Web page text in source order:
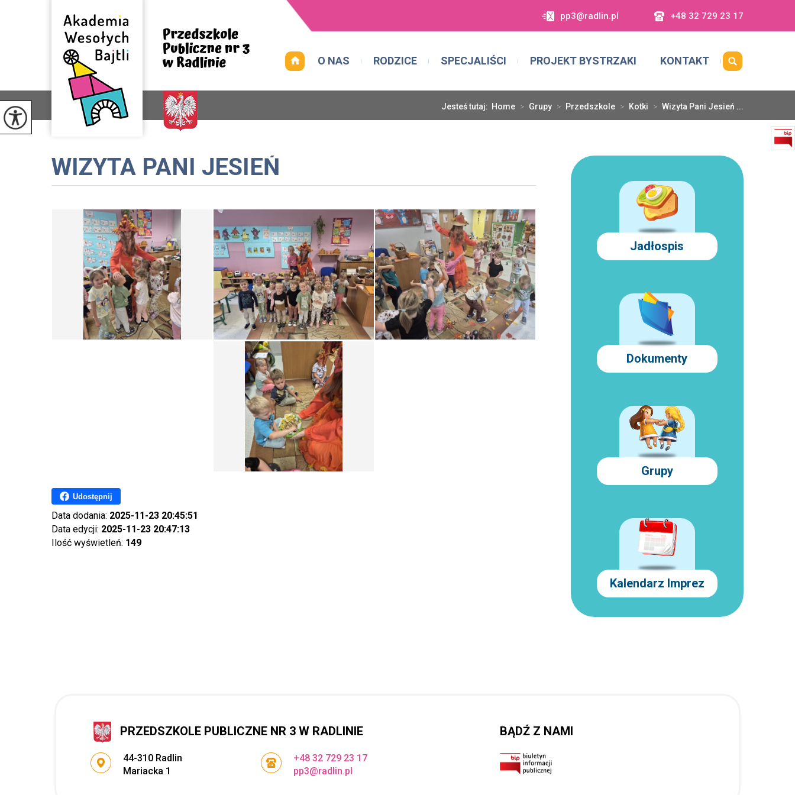
pp3@radlin.pl +48 32 729 23 17
O NAS RODZICE SPECJALIŚCI PROJEKT BYSTRZAKI KONTAKT
Jesteś tutaj: Home > Grupy > Przedszkole > Kotki > Wizyta Pani Jesień ...
WIZYTA PANI JESIEŃ
Udostępnij
Data dodania: 2025-11-23 20:45:51
Data edycji: 2025-11-23 20:47:13
Ilość wyświetleń: 149
Jadłospis
Dokumenty
Grupy
Kalendarz Imprez
PRZEDSZKOLE PUBLICZNE NR 3 W RADLINIE
Adres pocztowy:
44-310 Radlin
Mariacka 1
+48 32 729 23 17
pp3@radlin.pl
BĄDŹ Z NAMI